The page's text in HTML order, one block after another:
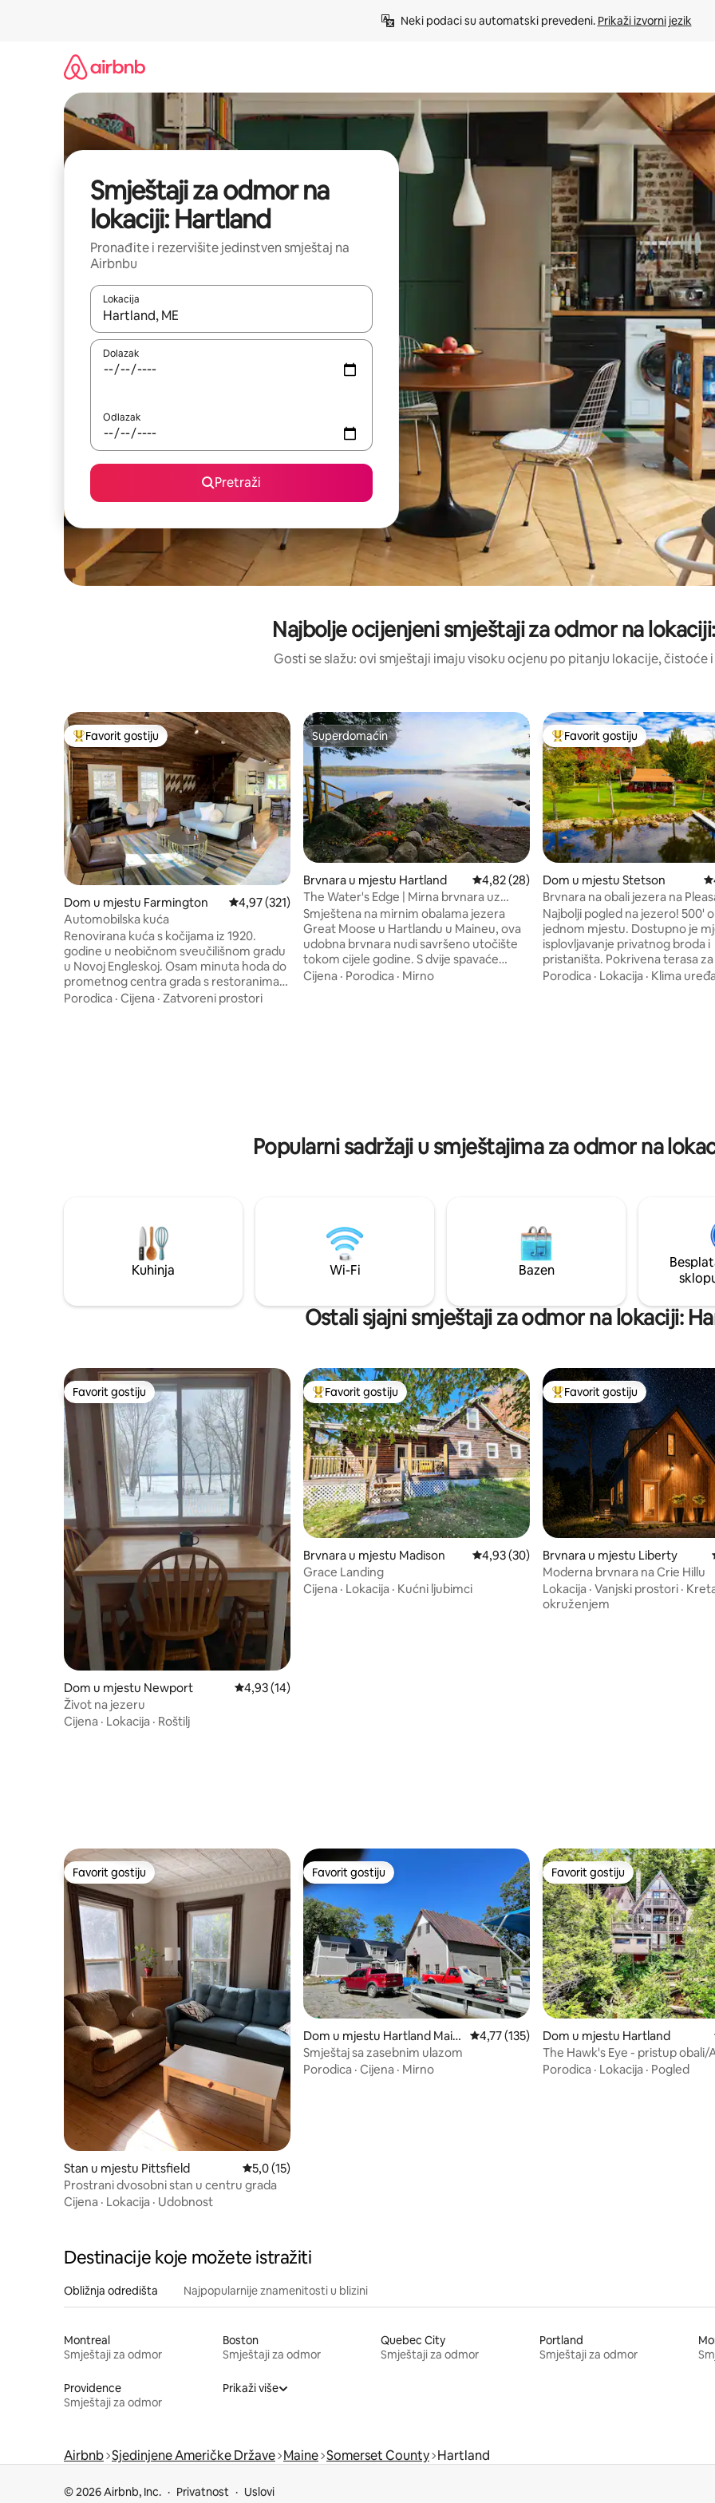
Neki podaci su automatski prevedeni. Prikaži izvorni jezik
Smještaji za odmor na
lokaciji: Hartland
Pronađite i rezervišite jedinstven smještaj na
Airbnbu
Lokacija
Kad rezultati budu dostupni, krećite se gore i dolje pomoću strelica ili ih pregledajte dodirom ili povlačenjem prsta.
Dolazak
Odlazak
Pretraži
Najbolje ocijenjeni smještaji za odmor na
Gosti se slažu: ovi smještaji imaju visoku ocjenu po pitanju lokacije, čistoće
Glavni favorit gostiju
Favorit gostiju
Dom u mjestu Farmington Prosječna ocjena: 4,97 od 5, recenzija: 321
4,97 (321)
Automobilska kuća
Renovirana kuća s kočijama iz 1920.
godine u neobičnom sveučilišnom gradu
u Novoj Engleskoj. Osam minuta hoda do
prometnog centra grada s restoranima,
barovima, trgovinama i trgovinama s
Porodica · Cijena · Zatvoreni prostori
Superdomaćin
Superdomaćin
Brvnara u mjestu Hartland Prosječna ocjena: 4,82 od 5, recenzija: 28
4,82 (28)
The Water's Edge | Mirna brvnara uz
jezero
Smještena na mirnim obalama jezera
Great Moose u Hartlandu u Maineu, ova
udobna brvnara nudi savršeno utočište
tokom cijele godine. S dvije spavaće
sobe, potkrovljem, opskrbljenom
Cijena · Porodica · Mirno
Glavni favorit gostiju
Favorit gostiju
Dom u mjestu Stetson
Brvnara na obali jezera na
Najbolji pogled na jezero! 500'
jednom mjestu. Dostupno je
isplovljavanje privatnog broda i
pristaništa. Pokrivena terasa
zalaska sunca. Vanjski ognjište,
Porodica · Lokacija · Klima
Popularni sadržaji u smještajima za odmor na
Kuhinja Wi-Fi Bazen
Ostali sjajni smještaji za odmor na lokaciji:
Favorit gostiju
Favorit gostiju
Dom u mjestu Newport Prosječna ocjena: 4,93 od 5, recenzija: 14
4,93 (14)
Život na jezeru
Cijena · Lokacija · Roštilj
Glavni favorit gostiju
Favorit gostiju
Brvnara u mjestu Madison Prosječna ocjena: 4,93 od 5, recenzija: 30
4,93 (30)
Grace Landing
Cijena · Lokacija · Kućni ljubimci
Glavni favorit gostiju
Favorit gostiju
Brvnara u mjestu Liberty
Moderna brvnara na Crie Hillu
Lokacija · Vanjski prostori ·
okruženjem
Favorit gostiju
Favorit gostiju
Stan u mjestu Pittsfield Prosječna ocjena: 5,0 od 5, recenzija: 15
5,0 (15)
Prostrani dvosobni stan u centru grada
Cijena · Lokacija · Udobnost
Favorit gostiju
Favorit gostiju
Dom u mjestu Hartland Main
e
Prosječna ocjena: 4,77 od 5, recenzija: 135
4,77 (135)
Smještaj sa zasebnim ulazom
Porodica · Cijena · Mirno
Favorit gostiju
Favorit gostiju
Dom u mjestu Hartland
The Hawk's Eye - pristup obali/
Porodica · Lokacija · Pogled
Destinacije koje možete istražiti
Obližnja odredišta Najpopularnije znamenitosti u blizini
Montreal
Smještaji za odmor
Boston
Smještaji za odmor
Quebec City
Smještaji za odmor
Portland
Smještaji za odmor
Providence
Smještaji za odmor
Prikaži više
Airbnb Sjedinjene Američke Države Maine Somerset County Hartland
© 2026 Airbnb, Inc. Privatnost Uslovi